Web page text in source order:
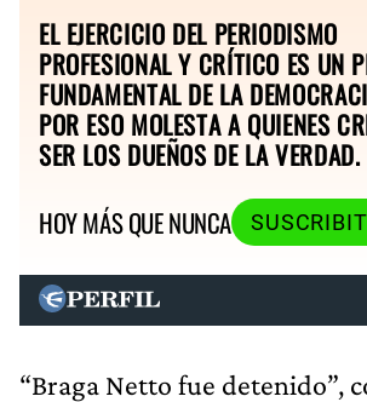
EL EJERCICIO DEL PERIODISMO
PROFESIONAL Y CRÍTICO ES UN
FUNDAMENTAL DE LA
POR ESO MOLESTA A QUIENES
SER LOS DUEÑOS DE LA VERDAD.
HOY MÁS QUE NUNCA
“Braga Netto fue detenido”,